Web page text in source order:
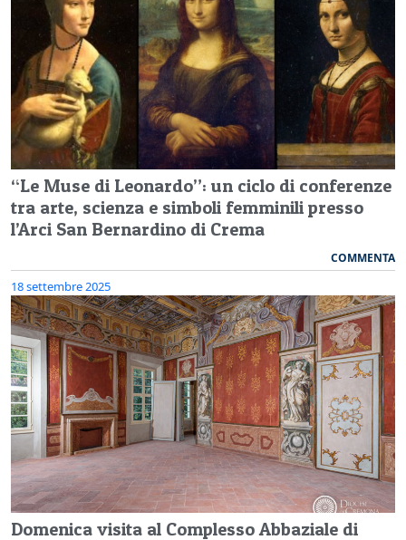
“Le Muse di Leonardo”: un ciclo di conferenze
tra arte, scienza e simboli femminili presso
l’Arci San Bernardino di Crema
COMMENTA
18 settembre 2025
Domenica visita al Complesso Abbaziale di